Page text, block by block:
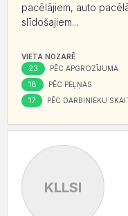
pacēlājiem, auto
slīdošajiem...
VIETA NOZARĒ
23 PĒC APGROZĪJUMA
18 PĒC PEĻŅAS
17 PĒC DARBINIEKU
KLLSI